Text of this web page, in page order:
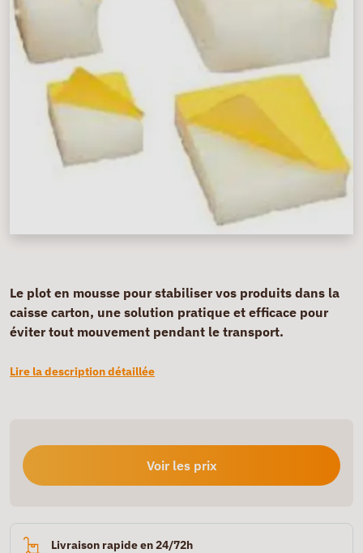
Le plot en mousse pour stabiliser vos produits dans la
caisse carton, une solution pratique et efficace pour
éviter tout mouvement pendant le transport.
Lire la description détaillée
Voir les prix
Livraison rapide en 24/72h